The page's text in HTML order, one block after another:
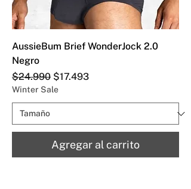
AussieBum Brief WonderJock 2.0
Negro
Precio
$24.990 Precio de oferta
$17.493
Winter Sale
Agregar al carrito